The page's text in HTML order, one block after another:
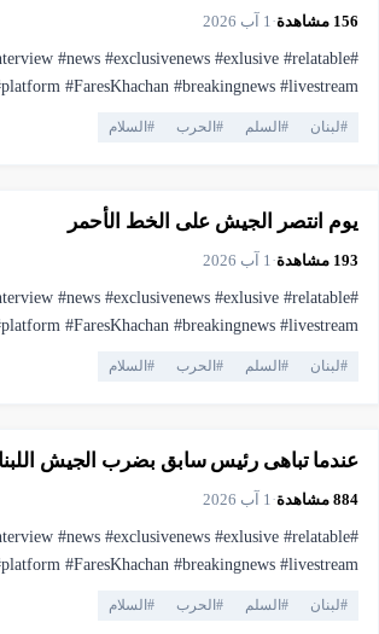
156 مشاهدة·1 آب 2026
#news #exclusivenews #exlusive #relatable
#livestream
#facts #currentaffairs #trending #lebanonnews
#لبنان # السلم # الحرب # السلام
يوم انتصر الجيش على الخط الأحمر
193 مشاهدة·1 آب 2026
#news #exclusivenews #exlusive #relatable
#livestream
#facts #currentaffairs #trending #lebanonnews
#لبنان # السلم # الحرب # السلام
عندما تباهى رئيس سابق بضرب الجيش
884 مشاهدة·1 آب 2026
#news #exclusivenews #exlusive #relatable
#livestream
#facts #currentaffairs #trending #lebanonnews
#لبنان # السلم # الحرب # السلام